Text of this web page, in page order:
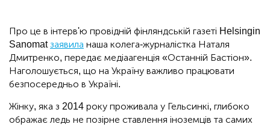
Про це в інтерв'ю провідній фінляндській газеті Helsingin
Sanomatзаявила наша колега-журналістка Наталя
Дмитренко, передає медіаагенція «Останній Бастіон».
Наголошується, що на Україну важливо працювати
безпосередньо в Україні.
Жінку, яка з 2014 року проживала у Гельсинкі, глибоко
ображає ледь не позірне ставлення іноземців та самих